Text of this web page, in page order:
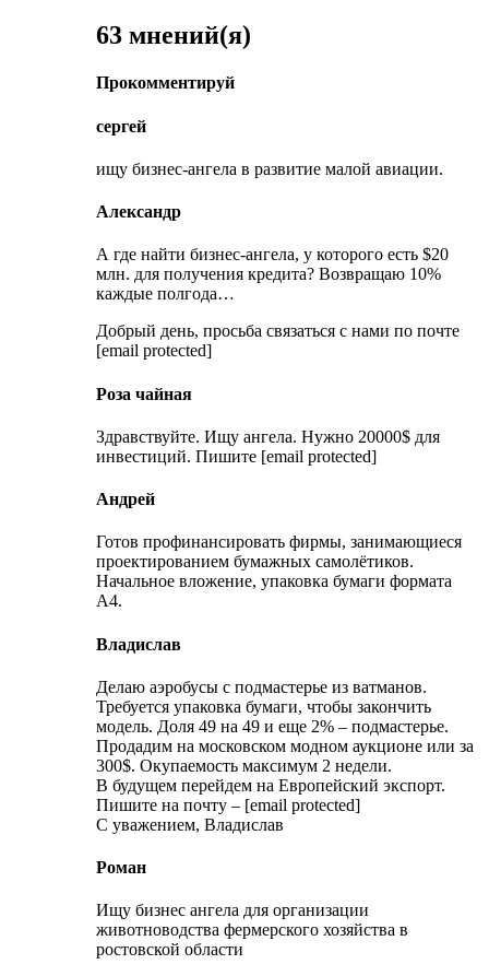
63 мнений(я)
Прокомментируй
сергей
ищу бизнес-ангела в развитие малой авиации.
Александр
А где найти бизнес-ангела, у которого есть $20
млн. для получения кредита? Возвращаю 10%
каждые полгода…
Добрый день, просьба связаться с нами по почте
[email protected]
Роза чайная
Здравствуйте. Ищу ангела. Нужно 20000$ для
инвестиций. Пишите [email protected]
Андрей
Готов профинансировать фирмы, занимающиеся
проектированием бумажных самолётиков.
Начальное вложение, упаковка бумаги формата
А4.
Владислав
Делаю аэробусы с подмастерье из ватманов.
Требуется упаковка бумаги, чтобы закончить
модель. Доля 49 на 49 и еще 2% – подмастерье.
Продадим на московском модном аукционе или за
300$. Окупаемость максимум 2 недели.
В будущем перейдем на Европейский экспорт.
Пишите на почту – [email protected]
С уважением, Владислав
Роман
Ищу бизнес ангела для организации
животноводства фермерского хозяйства в
ростовской области